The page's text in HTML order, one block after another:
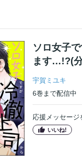
ソロ女子
ます…!?(
宇賀ミユキ
6巻 まで配信中
応援メッセージ
いいね!